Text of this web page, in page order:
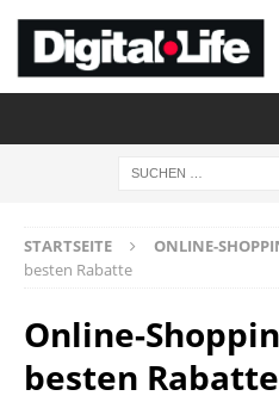
STARTSEITE ONLINE-
besten Rabatte
Online-
besten Rabatte